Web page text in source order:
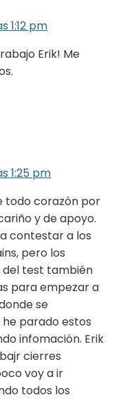
1:12 pm
Erik! Me
1:25 pm
todo corazón por
y de apoyo.
contestar a los
pero los
test también
para empezar a
se
parado estos
infomación. Erik
cierres
voy a ir
todos los